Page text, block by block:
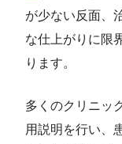
が少ない反面、
な仕上がりに限
ります。
多くのクリニッ
用説明を行い、